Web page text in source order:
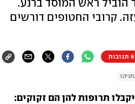
הוביל ראש המוסד ברנע.
קרובי החטופים דורשים
61 תגובות